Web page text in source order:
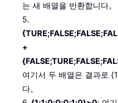
는 새 배열을 반환합니다。
5.
+
여기서 두 배열은 결과로
다。